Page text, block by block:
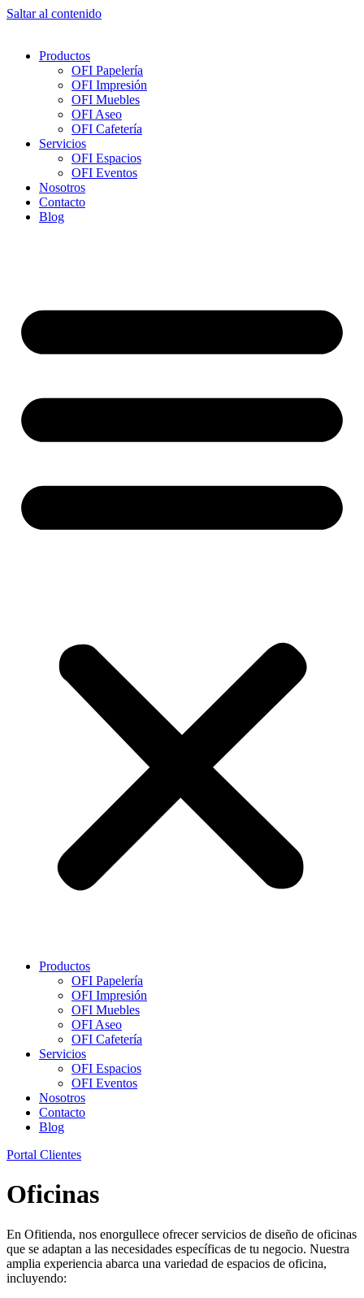
Saltar al contenido
Productos
OFI Papelería
OFI Impresión
OFI Muebles
OFI Aseo
OFI Cafetería
Servicios
OFI Espacios
OFI Eventos
Nosotros
Contacto
Blog
Productos
OFI Papelería
OFI Impresión
OFI Muebles
OFI Aseo
OFI Cafetería
Servicios
OFI Espacios
OFI Eventos
Nosotros
Contacto
Blog
Portal Clientes
Oficinas
En Ofitienda, nos enorgullece ofrecer servicios de diseño de oficinas
que se adaptan a las necesidades específicas de tu negocio. Nuestra
amplia experiencia abarca una variedad de espacios de oficina,
incluyendo: